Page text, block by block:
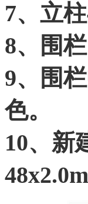
7、立
8、围
9、围
色。
10、新